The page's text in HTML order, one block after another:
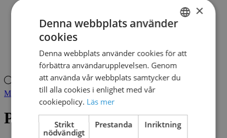
Vatten & vattendjur
Naturlekplats - ett annat sätt att leka
Kontakt
Mitt konto
Produktsökning
Produktsökning
Mitt konto
PERISPRAY
DANISH
×
Denna webbplats använder
cookies
Denna webbplats använder cookies för att
förbättra användarupplevelsen. Genom
att använda vår webbplats samtycker du
till alla cookies i enlighet med vår
cookiepolicy. Läs mer
Strikt
nödvändigt
Prestanda Inriktning